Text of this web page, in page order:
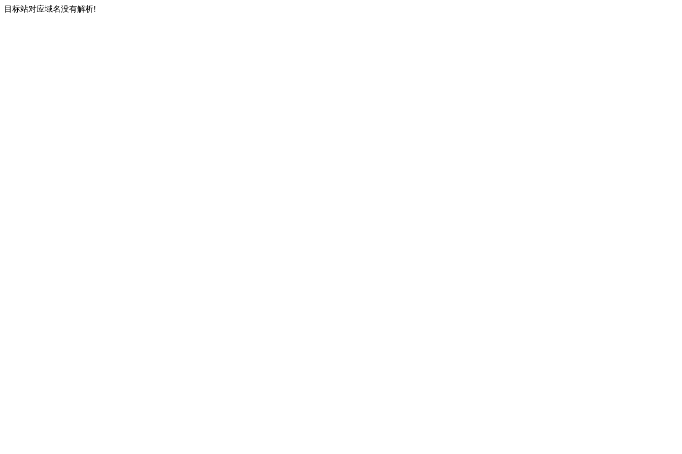
目标站对应域名没有解析!